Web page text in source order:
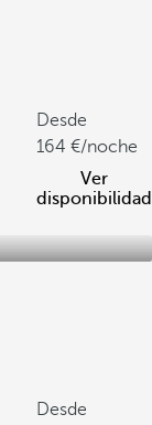
Desde
164
/noche
Ver
disponibilidad
Desde